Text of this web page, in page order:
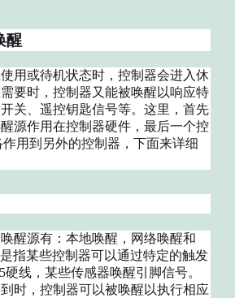
醒
用或待机状态时，控制器会进入休
要时，控制器又能被唤醒以响应特
关、遥控钥匙信号等。这里，首先
源作用在控制器硬件，最后一个控
用到另外的控制器，下面来详细
醒源有：本地唤醒，网络唤醒和
指某些控制器可以通过特定的触发
线，某些传感器唤醒引脚信号。
时，控制器可以被唤醒以执行相应